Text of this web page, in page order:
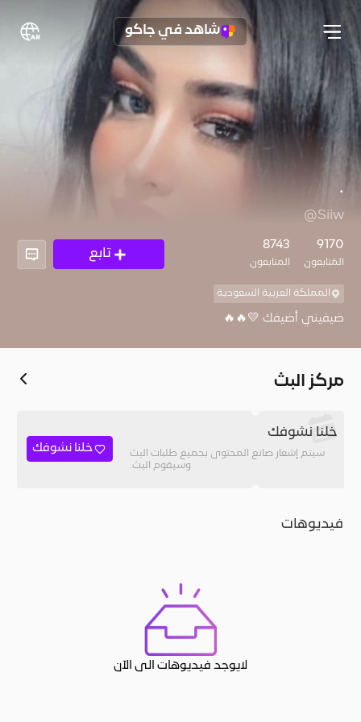
شاهد في جاكو
.
@Siiw
9170
المُتابعون
8743
المتابعون
تابع
المملكة العربية السعودية
ضيفيني أضيفك 💛🔥🔥
مركز البث
خلنا نشوفك
سيتم إشعار صانع المحتوى بجميع طلبات البث
وسيقوم البث.
خلنا نشوفك
فيديوهات
لايوجد فيديوهات الى الآن